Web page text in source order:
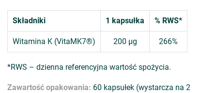
Składniki 1 kapsułka % RWS*
Witamina K (VitaMK7®) 200 µg 266%
*RWS – dzienna referencyjna wartość spożycia.
Zawartość opakowania: 60 kapsułek (wystarcza na 2